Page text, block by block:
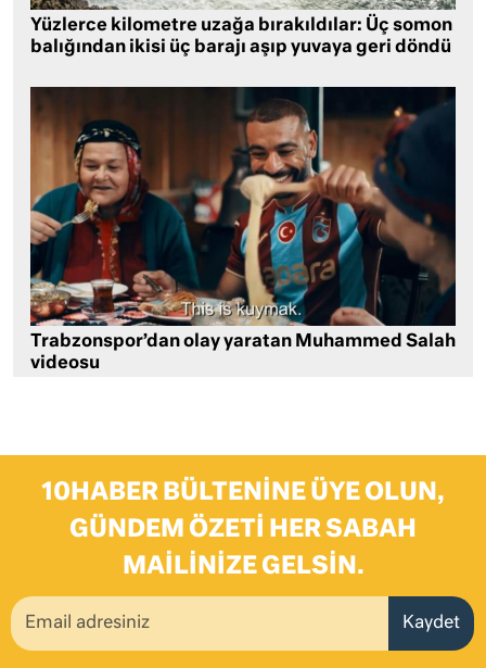
Yüzlerce kilometre uzağa bırakıldılar: Üç somon
balığından ikisi üç barajı aşıp yuvaya geri döndü
Trabzonspor’dan olay yaratan Muhammed Salah
videosu
10HABER BÜLTENINE ÜYE OLUN,
GÜNDEM ÖZETI HER SABAH
MAILINIZE GELSIN.
Kaydet